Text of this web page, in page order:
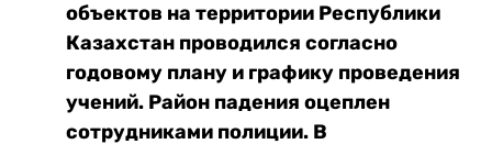
объектов на территории Республики
Казахстан проводился согласно
годовому плану и графику проведения
учений. Район падения оцеплен
сотрудниками полиции. В